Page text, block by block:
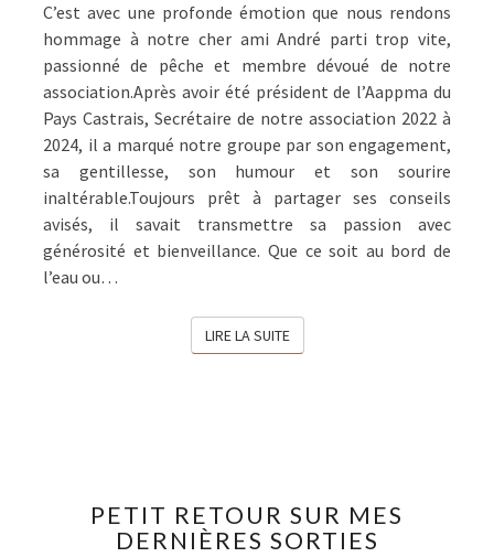
C’est avec une profonde émotion que nous rendons
hommage à notre cher ami André parti trop vite,
passionné de pêche et membre dévoué de notre
association.Après avoir été président de l’Aappma du
Pays Castrais, Secrétaire de notre association 2022 à
2024, il a marqué notre groupe par son engagement,
sa gentillesse, son humour et son sourire
inaltérable.Toujours prêt à partager ses conseils
avisés, il savait transmettre sa passion avec
générosité et bienveillance. Que ce soit au bord de
l’eau ou…
LIRE LA SUITELIRE LA SUITE
RETOUR
SUR
PETIT RETOUR SUR MES
DERNIÈRES SORTIES